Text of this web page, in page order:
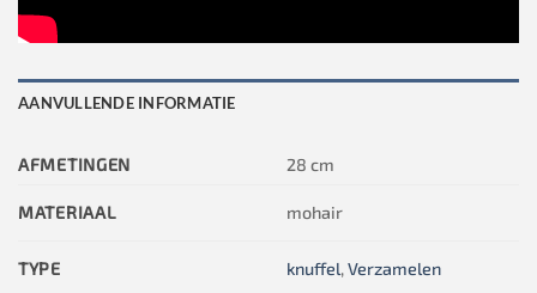
AANVULLENDE INFORMATIE
AFMETINGEN 28 cm
MATERIAAL mohair
TYPE knuffel,Verzamelen